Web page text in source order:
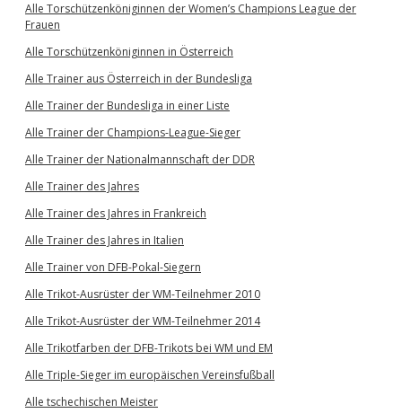
Alle Torschützenköniginnen der Women’s Champions League der
Frauen
Alle Torschützenköniginnen in Österreich
Alle Trainer aus Österreich in der Bundesliga
Alle Trainer der Bundesliga in einer Liste
Alle Trainer der Champions-League-Sieger
Alle Trainer der Nationalmannschaft der DDR
Alle Trainer des Jahres
Alle Trainer des Jahres in Frankreich
Alle Trainer des Jahres in Italien
Alle Trainer von DFB-Pokal-Siegern
Alle Trikot-Ausrüster der WM-Teilnehmer 2010
Alle Trikot-Ausrüster der WM-Teilnehmer 2014
Alle Trikotfarben der DFB-Trikots bei WM und EM
Alle Triple-Sieger im europäischen Vereinsfußball
Alle tschechischen Meister